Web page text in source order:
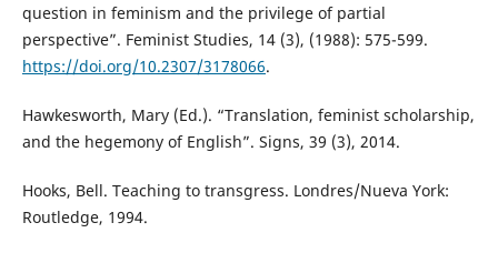
question in feminism and the privilege of partial
perspective”. Feminist Studies, 14 (3), (1988): 575-599.
https://doi.org/10.2307/3178066.
Hawkesworth, Mary (Ed.). “Translation, feminist scholarship,
and the hegemony of English”. Signs, 39 (3), 2014.
Hooks, Bell. Teaching to transgress. Londres/Nueva York:
Routledge, 1994.